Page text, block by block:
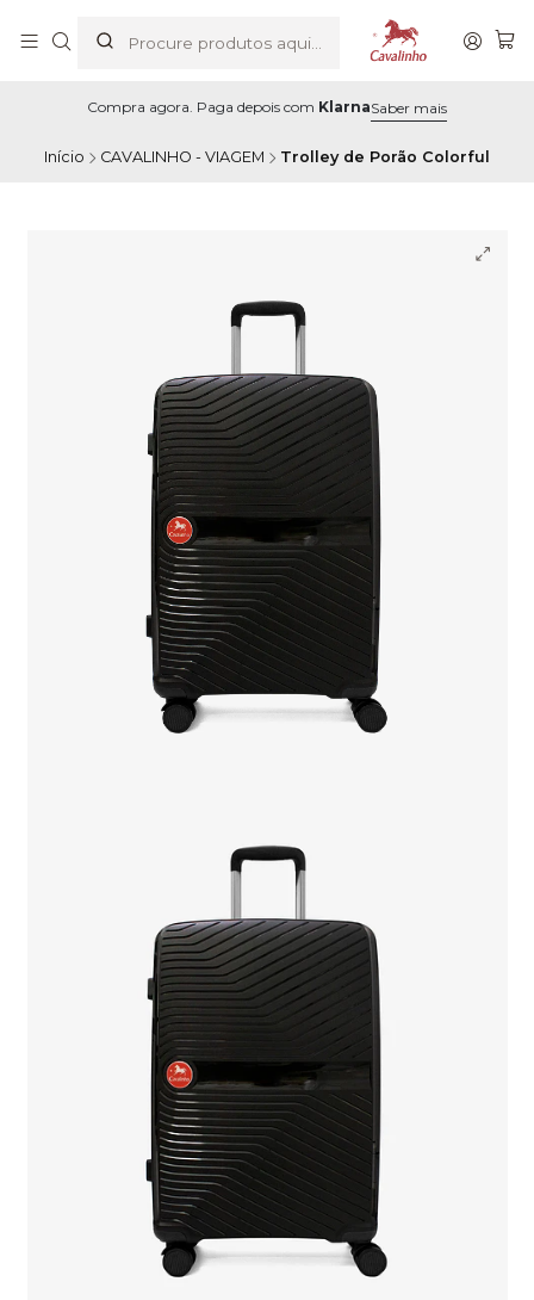
Compra agora. Paga depois com KlarnaSaber mais
Início CAVALINHO - VIAGEM Trolley de Porão Colorful